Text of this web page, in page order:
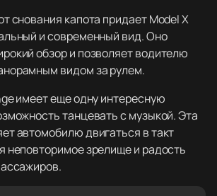
снования капота придает Model X
и современный вид. Оно
обзор и позволяет водителю
видом за рулем.
имеет еще одну интересную
танцевать с музыкой. Эта
автомобилю двигаться в такт
неповторимое зрелище и радость